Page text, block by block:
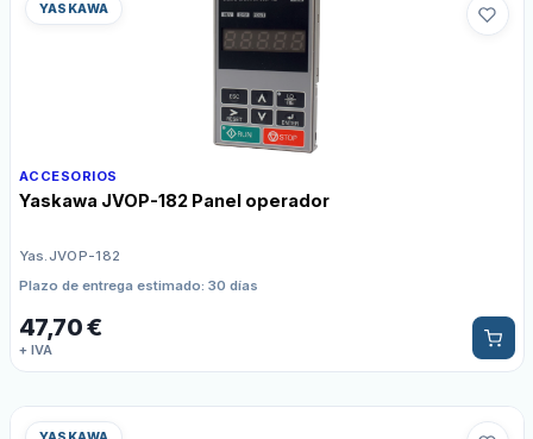
YASKAWA
ACCESORIOS
Yaskawa JVOP-182 Panel operador
Yas.JVOP-182
Plazo de entrega estimado: 30 días
47,70€
+ IVA